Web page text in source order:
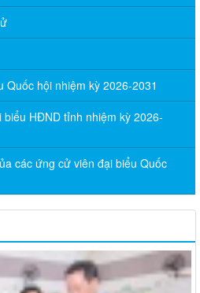
hội nhiệm kỳ 2026-2031
HĐND tỉnh nhiệm kỳ 2026-
các ứng cử viên đại biểu Quốc